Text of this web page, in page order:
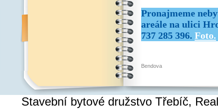
Pronajmeme
areále na ulici
737 285 396. Foto.
Bendova
Stavební bytové družstvo Třebíč,